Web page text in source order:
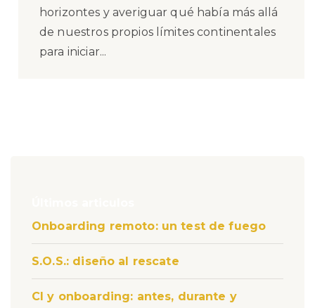
horizontes y averiguar qué había más allá
de nuestros propios límites continentales
para iniciar...
Onboarding remoto: un test de fuego
S.O.S.: diseño al rescate
CI y onboarding: antes, durante y